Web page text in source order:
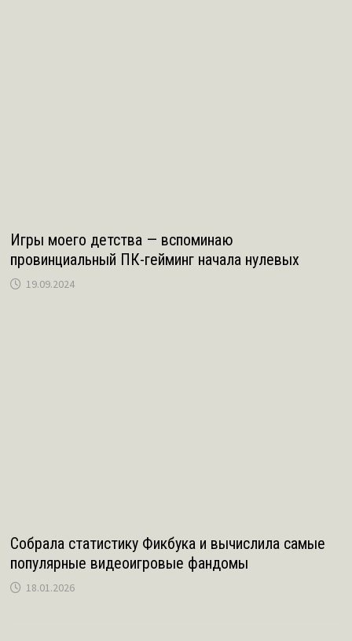
Игры моего детства — вспоминаю
провинциальный ПК-гейминг начала нулевых
19.09.2024
Собрала статистику Фикбука и вычислила самые
популярные видеоигровые фандомы
18.01.2026